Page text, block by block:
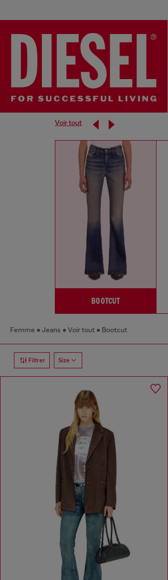
Voir tout
BOOTCUT
Femme Jeans Voir tout Bootcut
Filtrer Size